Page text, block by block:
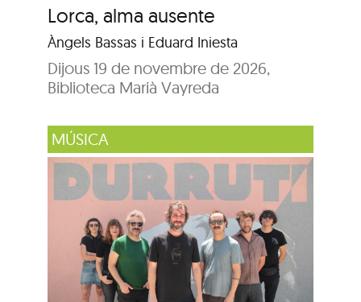
Lorca, alma ausente
Àngels Bassas i Eduard Iniesta
Dijous 19 de novembre de 2026,
Biblioteca Marià Vayreda
MÚSICA